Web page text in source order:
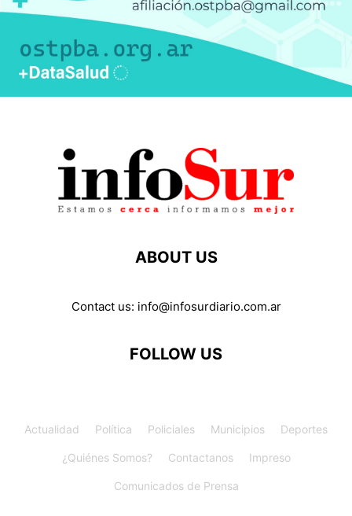
ABOUT US
Contact us: info@infosurdiario.com.ar
FOLLOW US
Actualidad Política Policiales Municipios Deportes
¿Quiénes Somos? Contactanos Impreso
Comunicados de Prensa